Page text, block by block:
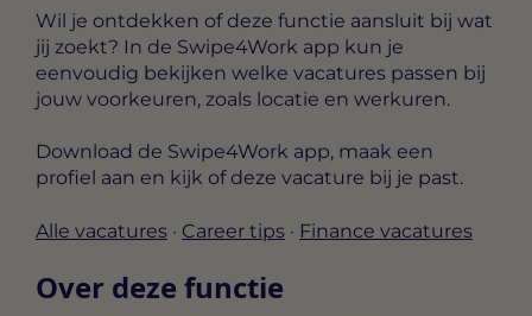
Wil je ontdekken of deze functie aansluit bij wat
jij zoekt? In de Swipe4Work app kun je
eenvoudig bekijken welke vacatures passen bij
jouw voorkeuren, zoals locatie en werkuren.
Download de Swipe4Work app, maak een
profiel aan en kijk of deze vacature bij je past.
Alle vacatures · Career tips · Finance vacatures
Over deze functie